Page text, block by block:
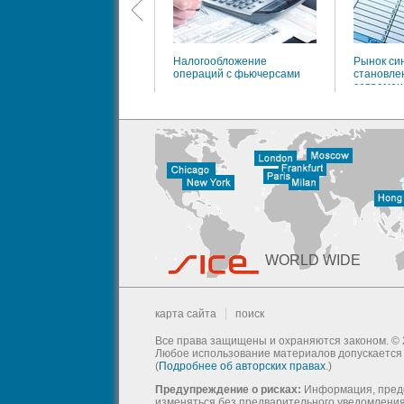
Налогообложение
операций с фьючерсами
Рынок
WORLD WIDE
карта сайта поиск
Все права защищены и охраняются законом. ©
Любое использование материалов
(Подробнее об авторских правах.)
Предупреждение о рисках: Информация,